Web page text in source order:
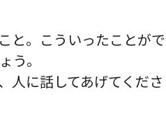
と。こういったことがで
う。
人に話してあげてくださ